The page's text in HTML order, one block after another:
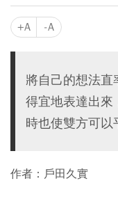
+A -A
將自己的想法
得宜地表達出來
時也使雙方可以
作者：戶田久實